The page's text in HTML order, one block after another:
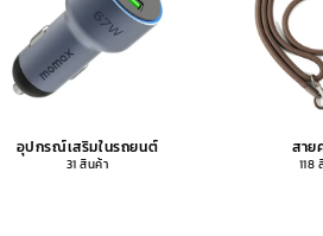
อุปกรณ์เสริมในรถยนต์
31 สินค้า
สาย
118